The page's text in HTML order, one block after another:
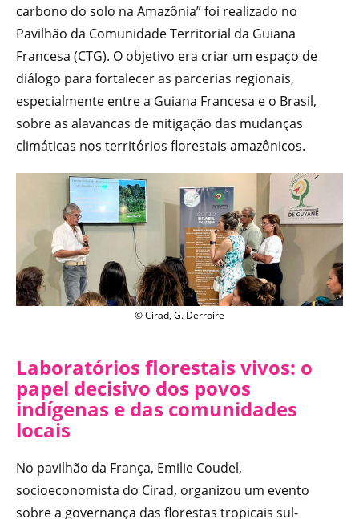
carbono do solo na Amazônia” foi realizado no
Pavilhão da Comunidade Territorial da Guiana
Francesa (CTG). O objetivo era criar um espaço de
diálogo para fortalecer as parcerias regionais,
especialmente entre a Guiana Francesa e o Brasil,
sobre as alavancas de mitigação das mudanças
climáticas nos territórios florestais amazônicos.
© Cirad, G. Derroire
Laboratórios florestais vivos: o
papel decisivo dos povos
indígenas e das comunidades
locais
No pavilhão da França, Emilie Coudel,
socioeconomista do Cirad, organizou um evento
sobre a governança das florestas tropicais sul-